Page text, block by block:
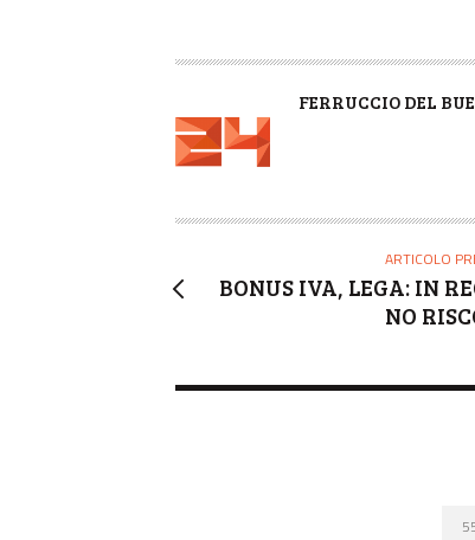
A
R
FERRUCCIO DEL BUE
ARTICOLO
BONUS IVA, LEGA: IN
NO